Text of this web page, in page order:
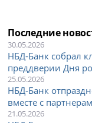
Последние
30.05.2026
НБД-Банк собрал
преддверии Дня
25.05.2026
НБД-Банк
вместе с
21.05.2026